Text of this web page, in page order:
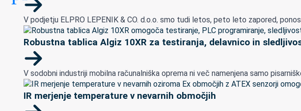
V podjetju ELPRO LEPENIK & CO. d.o.o. smo tudi letos, peto leto zapored,
Robustna tablica Algiz 10XR za testiranja, delavnico in
V sodobni industriji mobilna računalniška oprema ni več namenjena samo
IR merjenje temperature v nevarnih območjih